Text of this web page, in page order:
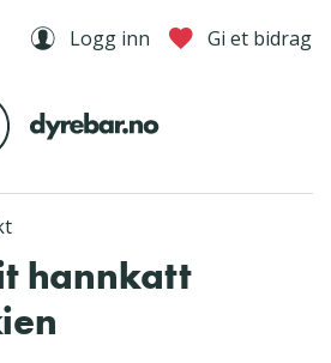
Logg inn Gi et bidrag
hannkatt